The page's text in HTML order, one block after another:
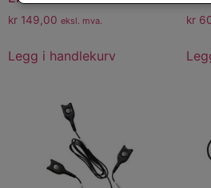
kr 149,00 eksl. mva.
Legg i handlekurv
kr